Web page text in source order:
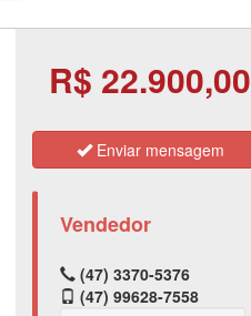
R$ 22.900,00
Enviar mensagem
Vendedor
(47) 3370-5376
(47) 99628-7558